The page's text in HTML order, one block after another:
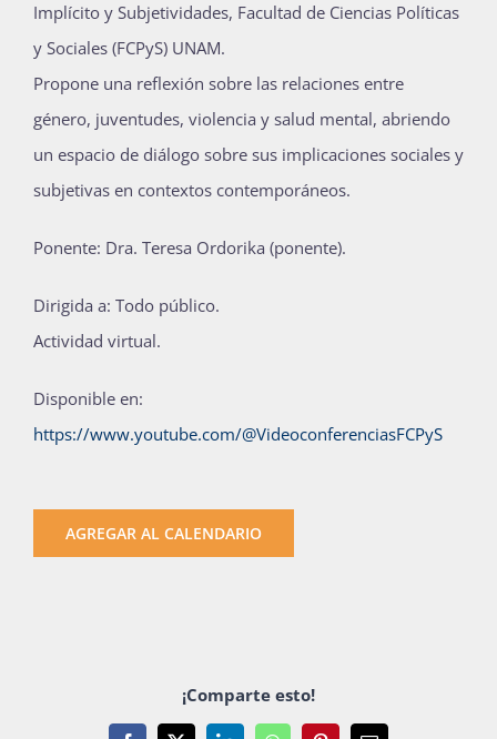
Implícito y Subjetividades, Facultad de Ciencias Políticas
y Sociales (FCPyS) UNAM.
Propone una reflexión sobre las relaciones entre
género, juventudes, violencia y salud mental, abriendo
un espacio de diálogo sobre sus implicaciones sociales y
subjetivas en contextos contemporáneos.
Ponente: Dra. Teresa Ordorika (ponente).
Dirigida a: Todo público.
Actividad virtual.
Disponible en:
https://www.youtube.com/@VideoconferenciasFCPyS
AGREGAR AL CALENDARIO
¡Comparte esto!